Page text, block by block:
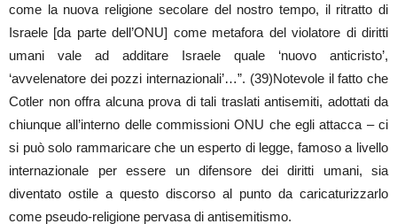
come la nuova religione secolare del nostro tempo, il ritratto di
Israele [da parte dell’ONU] come metafora del violatore di diritti
umani vale ad additare Israele quale ‘nuovo anticristo’,
‘avvelenatore dei pozzi internazionali’…”. (39)Notevole il fatto che
Cotler non offra alcuna prova di tali traslati antisemiti, adottati da
chiunque all’interno delle commissioni ONU che egli attacca – ci
si può solo rammaricare che un esperto di legge, famoso a livello
internazionale per essere un difensore dei diritti umani, sia
diventato ostile a questo discorso al punto da caricaturizzarlo
come pseudo-religione pervasa di antisemitismo.